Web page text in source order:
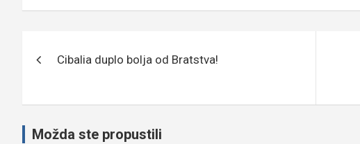
objava
Cibalia duplo bolja od Bratstva!
Možda ste propustili